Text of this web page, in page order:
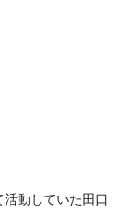
動していた田口